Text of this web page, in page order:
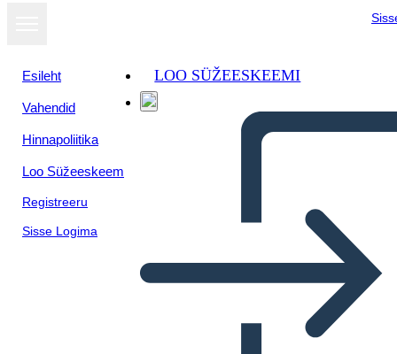
Esileht
Vahendid
Hinnapoliitika
Loo Süžeeskeem
Registreeru
Sisse Logima
LOO SÜŽEESKEEMI
Kuva
slaidiseansina